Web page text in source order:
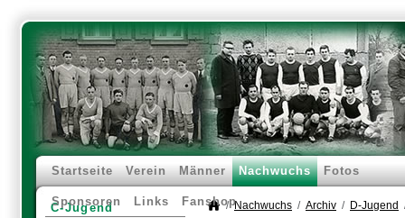
Startseite Verein Männer Nachwuchs Fotos
Sponsoren Links Fanshop
C-Jugend Nachwuchs Archiv D-Jugend